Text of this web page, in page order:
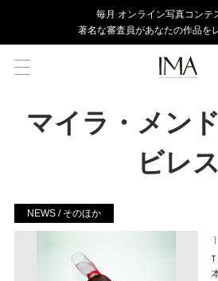
毎⽉ オンライン写真コンテ
著名な審査員があなたの作品を
マイラ・メン
ビレス
NEWS / そのほか